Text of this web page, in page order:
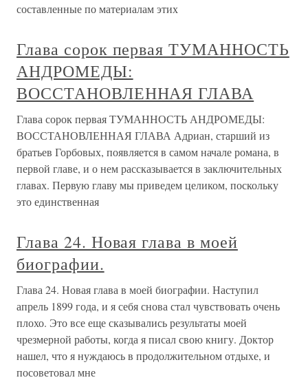
составленные по материалам этих
Глава сорок первая ТУМАННОСТЬ
АНДРОМЕДЫ:
ВОССТАНОВЛЕННАЯ ГЛАВА
Глава сорок первая ТУМАННОСТЬ АНДРОМЕДЫ:
ВОССТАНОВЛЕННАЯ ГЛАВА Адриан, старший из
братьев Горбовых, появляется в самом начале романа, в
первой главе, и о нем рассказывается в заключительных
главах. Первую главу мы приведем целиком, поскольку
это единственная
Глава 24. Новая глава в моей
биографии.
Глава 24. Новая глава в моей биографии. Наступил
апрель 1899 года, и я себя снова стал чувствовать очень
плохо. Это все еще сказывались результаты моей
чрезмерной работы, когда я писал свою книгу. Доктор
нашел, что я нуждаюсь в продолжительном отдыхе, и
посоветовал мне